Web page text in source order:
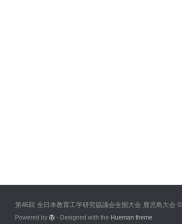
第46回 全日本教育工学研究協議会全国大会 鹿児島大会
Powered by - Designed with the Hueman theme